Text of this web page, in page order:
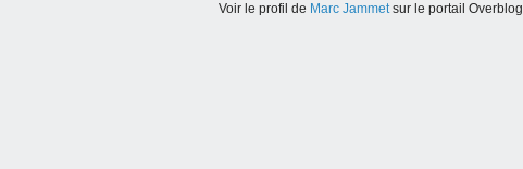
Voir le profil de Marc Jammetsur le portail Overblog